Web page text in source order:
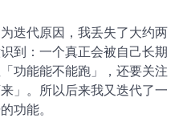
迭代原因，我丢失了大约两
到：一个真正会被自己长期
功能能不能跑」，还要关注
」。所以后来我又迭代了一
功能。